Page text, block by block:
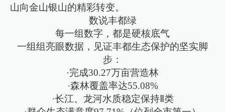
山向金山银山的精彩转变。
数说丰都绿
每一组数字，都是硬核底气
一组组亮眼数据，见证丰都生态保护的坚实脚
步：
·完成30.27万亩营造林
·森林覆盖率达55.08%
·长江、龙河水质稳定保持Ⅱ类